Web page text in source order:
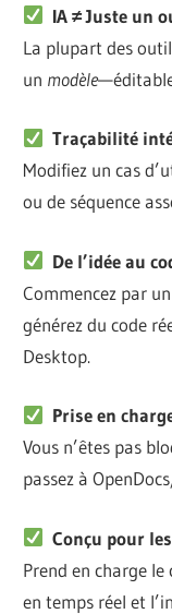
IA ≠ Juste un
La plupart des
un modèle
Traçabilité
Modifiez un cas
ou de séquence
De l’idée au
Commencez par
générez du code
Desktop.
Prise en
Vous n’êtes pas
passez à
Conçu pour
Prend en charge
en temps réel et